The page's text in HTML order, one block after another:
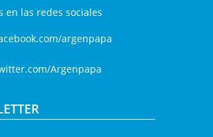
en las redes sociales
argenpapa
Argenpapa